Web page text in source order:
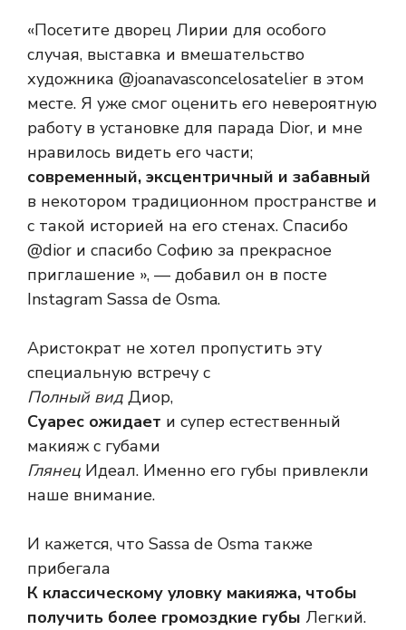
«Посетите дворец Лирии для особого
случая, выставка и вмешательство
художника @joanavasconcelosatelier в этом
месте. Я уже смог оценить его невероятную
работу в установке для парада Dior, и мне
нравилось видеть его части;
современный, эксцентричный и забавный
в некотором традиционном пространстве и
с такой историей на его стенах. Спасибо
@dior и спасибо Софию за прекрасное
приглашение », — добавил он в посте
Instagram Sassa de Osma.
Аристократ не хотел пропустить эту
специальную встречу с
Полный вид Диор,
Суарес ожидает и супер естественный
макияж с губами
Глянец Идеал. Именно его губы привлекли
наше внимание.
И кажется, что Sassa de Osma также
прибегала
К классическому уловку макияжа, чтобы
получить более громоздкие губы Легкий.